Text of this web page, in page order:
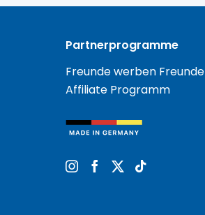
Partnerprogramme
Freunde werben Freunde
Affiliate Programm